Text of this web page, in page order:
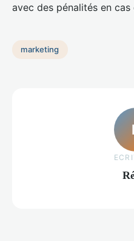
avec des pénalités en cas
marketing